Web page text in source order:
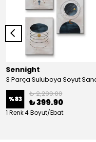
Sennight
%83
₺ 2,299.00
₺ 399.90
1 Renk 4 Boyut/Ebat